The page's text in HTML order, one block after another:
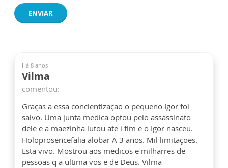
ENVIAR
Há 8 anos
Vilma
comentou:
Graças a essa concientizaçao o pequeno Igor foi
salvo. Uma junta medica optou pelo assassinato
dele e a maezinha lutou ate i fim e o Igor nasceu.
Holoprosencefalia alobar A 3 anos. Mil limitaçoes.
Esta vivo. Mostrou aos medicos e milharres de
pessoas q a ultima vos e de Deus. Vilma